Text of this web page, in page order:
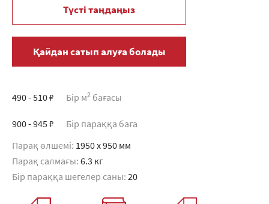
Түсті таңдаңыз
Қайдан сатып алуға болады
490 - 510 ₽ Бір м2 бағасы
900 - 945 ₽ Бір параққа баға
Парақ өлшемі: 1950 x 950 мм
Парақ салмағы: 6.3 кг
Бір параққа шегелер саны: 20